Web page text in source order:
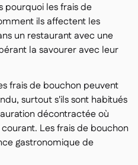
pourquoi les frais de
ils affectent les
un restaurant avec une
la savourer avec leur
frais de bouchon peuvent
surtout s'ils sont habitués
décontractée où
Les frais de bouchon
gastronomique de